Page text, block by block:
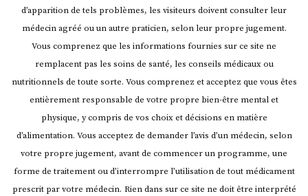
d’apparition de tels problèmes, les visiteurs doivent consulter leur
médecin agréé ou un autre praticien, selon leur propre jugement.
Vous comprenez que les informations fournies sur ce site ne
remplacent pas les soins de santé, les conseils médicaux ou
nutritionnels de toute sorte. Vous comprenez et acceptez que vous êtes
entièrement responsable de votre propre bien-être mental et
physique, y compris de vos choix et décisions en matière
d’alimentation. Vous acceptez de demander l’avis d’un médecin, selon
votre propre jugement, avant de commencer un programme, une
forme de traitement ou d’interrompre l’utilisation de tout médicament
prescrit par votre médecin. Rien dans sur ce site ne doit être interprété